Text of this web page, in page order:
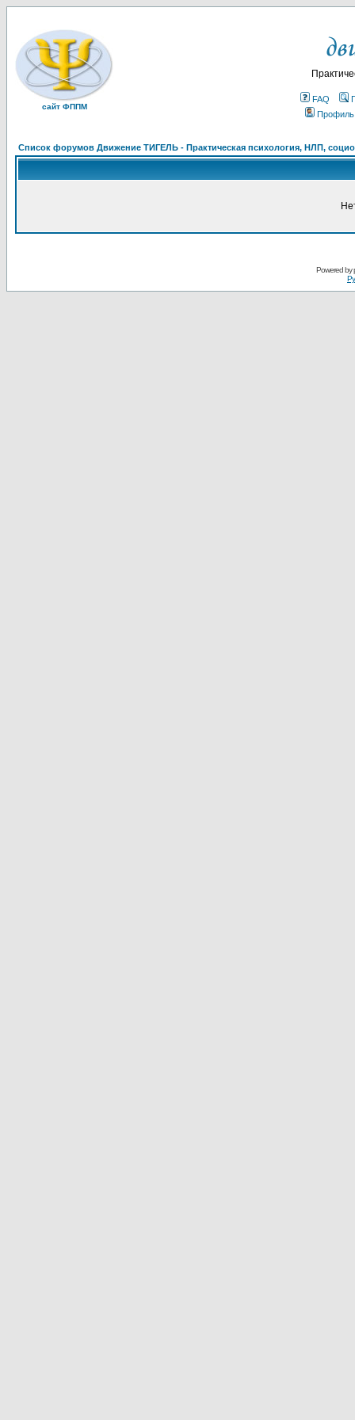
сайт ФППМ
FAQ
Профиль
Список форумов Движение ТИГЕЛЬ - Практическая психология, НЛП,
Powered by